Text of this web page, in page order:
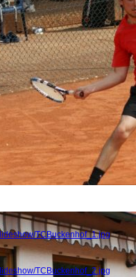
TCBuckenhof_1.jpg
TCBuckenhof_2.jpg